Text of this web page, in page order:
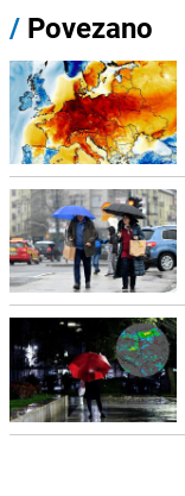
/ Povezano